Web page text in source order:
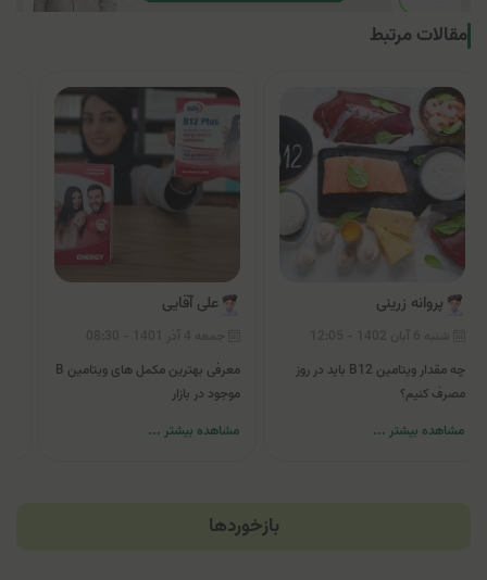
مقالات مرتبط
پروانه زرینی
چه مقدار ویتامین B12 باید در روز
مصرف کنیم؟
مشاهده بیشتر ...
علی آقایی
معرفی بهترین مکمل های ویتامین B
موجود در بازار
مشاهده بیشتر ...
بازخوردها